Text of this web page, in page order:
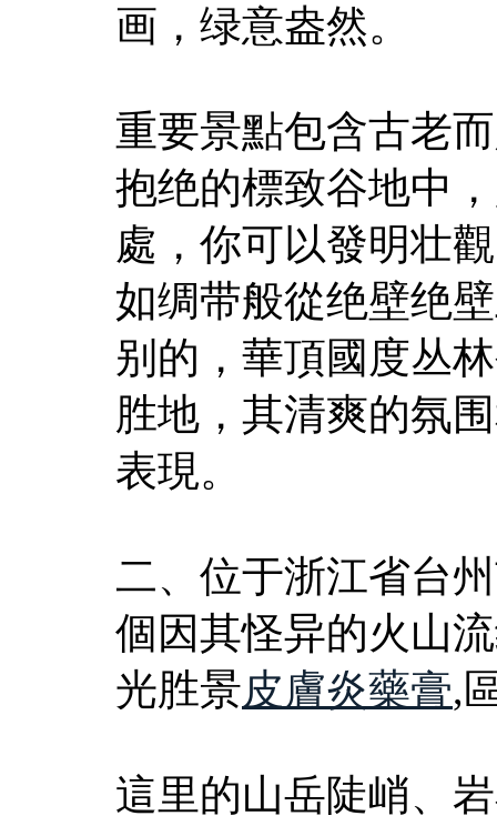
画，绿意盎然。
重要景點包含古老
抱绝的標致谷地中
處，你可以發明壮
如绸带般從绝壁绝
别的，華頂國度丛
胜地，其清爽的氛
表現。
二、位于浙江省台
個因其怪异的火山
光胜景皮膚炎藥膏,
這里的山岳陡峭、